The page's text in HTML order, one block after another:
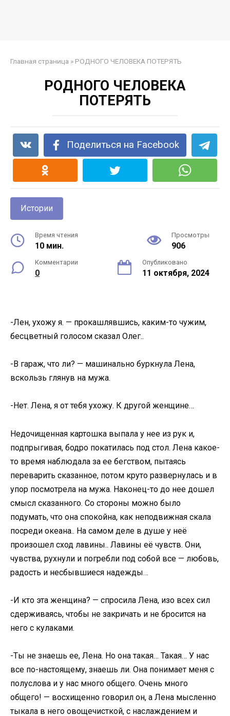
Главная страница » PОДНОГО ЧЕЛОВЕКА ПОТЕРЯТЬ
PОДНОГО ЧЕЛОВЕКА
ПОТЕРЯТЬ
Поделиться на Facebook
Истории
Время чтения
10 мин.
Просмотры
906
Комментарии
0
Опубликовано
11 октября, 2024
-Лен, ухожу я. — прокашлявшись, каким-то чужим,
бесцветный голосом сказал Олег..
-В гараж, что ли? — машинально буркнула Лена,
вскользь глянув на мужа.
-Нет. Лена, я от тебя ухожу. К другой женщине…
Недочищенная картошка выпала у нее из рук и,
подпрыгивая, бодро покатилась под стол. Лена какое-
то время наблюдала за ее бегством, пытаясь
переварить сказанное, потом круто развернулась и в
упор посмотрела на мужа. Наконец-то до нее дошел
смысл сказанного. Со стороны можно было
подумать, что она спокойна, как неподвижная скала
посреди океана.. На самом деле в душе у неё
произошел сход лавины.. Лавины её чувств. Они,
чувства, рухнули и погребли под собой все — любовь,
радость и несбывшиеся надежды…
-И кто эта женщина? — спросила Лена, изо всех сил
сдерживаясь, чтобы не закричать и не бросится на
него с кулаками.
-Tы не знаешь ее, Лена. Но она такая… Такая… У нас
все по-настоящему, знаешь ли. Она понимает меня с
полуслова и у нас много общего. Очень много
общего! — восхищенно говорил он, а Лена мысленно
тыкала в него овощечисткой, с наслаждением и